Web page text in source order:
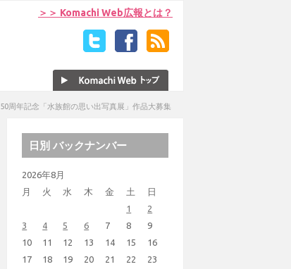
＞＞ Komachi Web広報とは？
周年記念「水族館の思い出写真展」作品大募集
日別 バックナンバー
2026年8月
月
火 水 木 金 土 日
1
2
3
4 5 6 7 8
9
10
11 12 13 14 15
16
17
18 19 20 21 22
23